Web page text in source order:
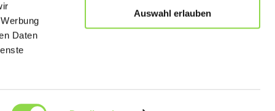
Daten
Auswahl erlauben